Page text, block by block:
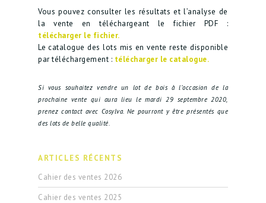
Vous pouvez consulter les résultats et l’analyse de
la vente en téléchargeant le fichier PDF :
télécharger le fichier.
Le catalogue des lots mis en vente reste disponible
par téléchargement : télécharger le catalogue.
Si vous souhaitez vendre un lot de bois à l’occasion de la
prochaine vente qui aura lieu le mardi 29 septembre 2020,
prenez contact avec Cosylva. Ne pourront y être présentés que
des lots de belle qualité.
ARTICLES RÉCENTS
Cahier des ventes 2026
Cahier des ventes 2025